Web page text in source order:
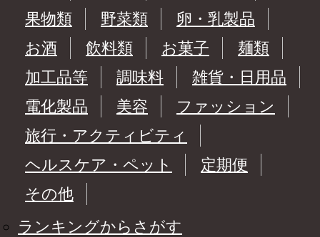
果物類
野菜類
卵・乳製品
お酒
飲料類 お菓子
麺類
加工品等
調味料
雑貨・日用品
電化製品
美容
ファッション
旅行・アクティビティ
ヘルスケア・ペット
定期便
その他
ランキングからさがす